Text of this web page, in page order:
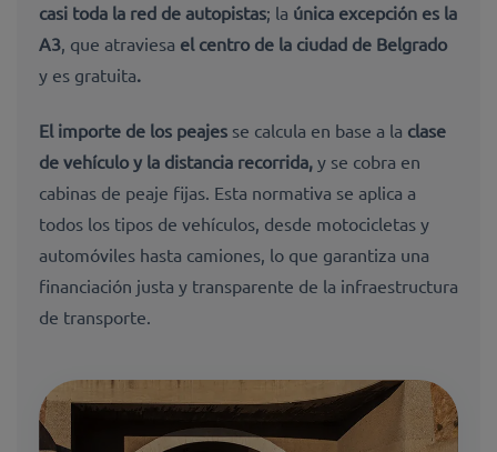
casi toda la red de autopistas; la única excepción es la
A3, que atraviesa el centro de la ciudad de Belgrado
y es gratuita.
El importe de los peajes se calcula en base a la clase
de vehículo y la distancia recorrida, y se cobra en
cabinas de peaje fijas. Esta normativa se aplica a
todos los tipos de vehículos, desde motocicletas y
automóviles hasta camiones, lo que garantiza una
financiación justa y transparente de la infraestructura
de transporte.